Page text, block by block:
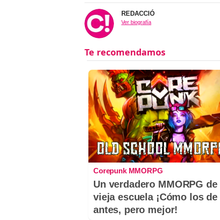
REDACCIÓ
Ver biografía
Corepunk MMORPG
Un verdadero MMORPG de
vieja escuela ¡Cómo los de
antes, pero mejor!